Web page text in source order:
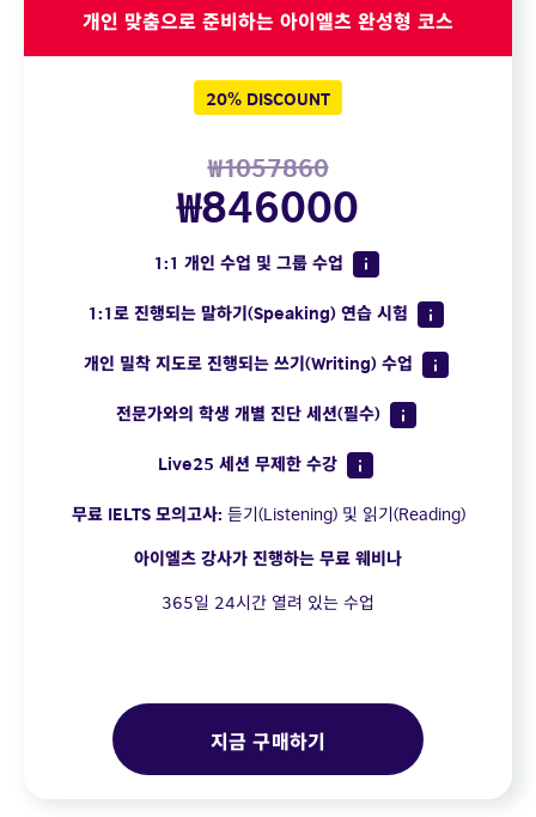
개인 맞춤으로 준비하는 아이엘츠 완성형 코스
20% DISCOUNT
₩1057860
₩846000
1:1 개인 수업 및 그룹 수업
1:1로 진행되는 말하기(Speaking) 연습 시험
개인 밀착 지도로 진행되는 쓰기(Writing) 수업
전문가와의 학생 개별 진단 세션(필수)
Live25 세션 무제한 수강
무료 IELTS 모의고사: 듣기(Listening) 및 읽기(Reading)
아이엘츠 강사가 진행하는 무료 웨비나
365일 24시간 열려 있는 수업
지금 구매하기